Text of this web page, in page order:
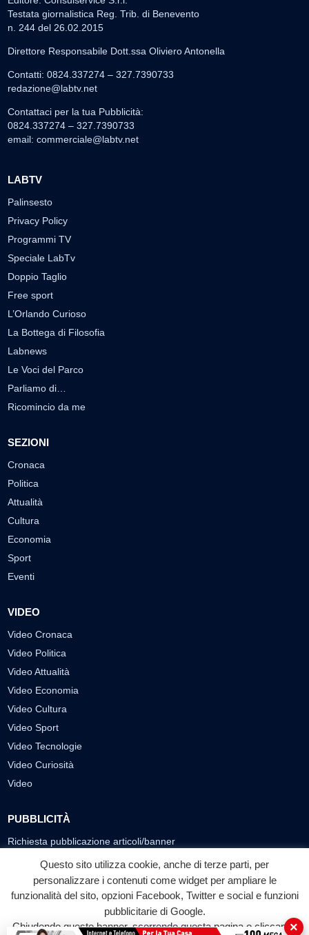
Testata giornalistica Reg. Trib. di Benevento
n. 244 del 26.02.2015
Direttore Responsabile Dott.ssa Oliviero Antonella
Contatti: 0824.337274 – 327.7390733
redazione@labtv.net
Contattaci per la tua Pubblicità:
0824.337274 – 327.7390733
email: commerciale@labtv.net
LABTV
Palinsesto
Privacy Policy
Programmi TV
Speciale LabTv
Doppio Taglio
Free sport
L’Orlando Curioso
La Bottega di Filosofia
Labnews
Le Voci del Parco
Parliamo di…
Ricomincio da me
SEZIONI
Cronaca
Politica
Attualità
Cultura
Economia
Sport
Eventi
VIDEO
Video Cronaca
Video Politica
Video Attualità
Video Economia
Video Cultura
Video Sport
Video Tecnologie
Video Curiosità
Video
PUBBLICITÀ
Richiesta pubblicazione articoli/banner
SEGUICI SUI SOCIAL
f
Facebook
◎ ▶
YouTube
Questo sito utilizza cookie, anche di terze parti, per
personalizzare i contenuti come widget per ampliare le
funzionalità del sito, opzioni Facebook, Twitter e social e funzioni
pubblicitarie di Google.
Chiudendo questo banner, scorrendo questa pagina o cliccando
×